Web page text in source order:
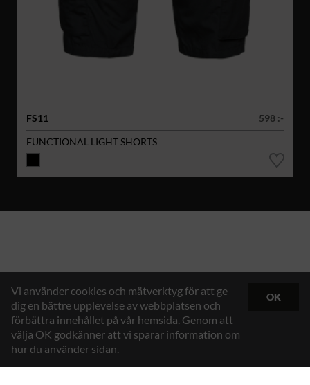
FS11
598 :-
FUNCTIONAL LIGHT SHORTS
Vi använder cookies och mätverktyg för att ge
dig en bättre upplevelse av webbplatsen och
förbättra innehållet på vår hemsida. Genom att
välja OK godkänner att vi sparar information om
hur du använder sidan.
OK